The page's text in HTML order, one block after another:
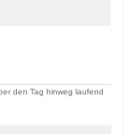
den Tag hinweg laufend